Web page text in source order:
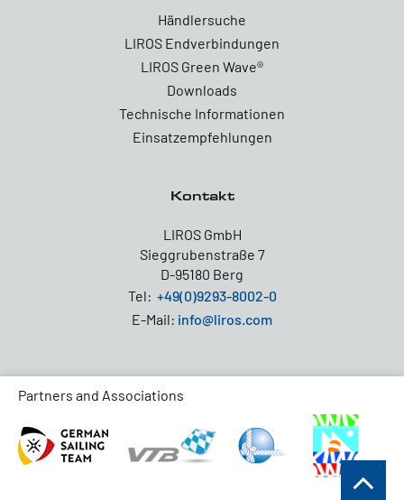
Händlersuche
LIROS Endverbindungen
LIROS Green Wave®
Downloads
Technische Informationen
Einsatzempfehlungen
Kontakt
LIROS GmbH
Sieggrubenstraße 7
D-95180 Berg
Tel: +49(0)9293-8002-0
E-Mail: info@liros.com
Partners and Associations